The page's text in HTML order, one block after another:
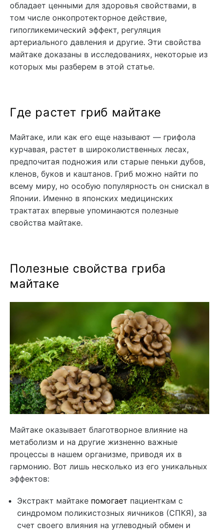
обладает ценными для здоровья свойствами, в
том числе онкопротекторное действие,
гипогликемический эффект, регуляция
артериального давления и другие. Эти свойства
майтаке доказаны в исследованиях, некоторые из
которых мы разберем в этой статье.
Где растет гриб майтаке
Майтаке, или как его еще называют — грифола
курчавая, растет в широколиственных лесах,
предпочитая подножия или старые пеньки дубов,
кленов, буков и каштанов. Гриб можно найти по
всему миру, но особую популярность он снискал в
Японии. Именно в японских медицинских
трактатах впервые упоминаются полезные
свойства майтаке.
Полезные свойства гриба
майтаке
Майтаке оказывает благотворное влияние на
метаболизм и на другие жизненно важные
процессы в нашем организме, приводя их в
гармонию. Вот лишь несколько из его уникальных
эффектов:
Экстракт майтаке помогает пациенткам с
синдромом поликистозных яичников (СПКЯ), за
счет своего влияния на углеводный обмен и